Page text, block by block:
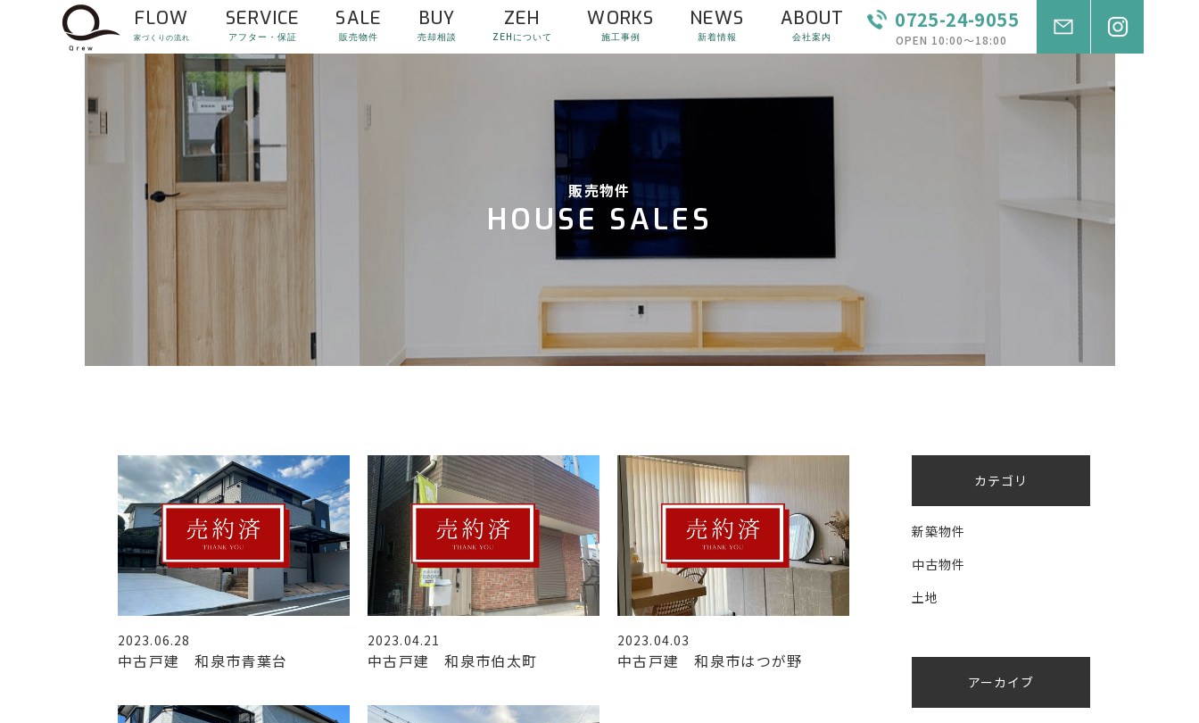
FLOW
家づくりの流れ
SERVICE
アフター・保証
SALE
販売物件
BUY
売却相談
ZEH
ZEHについて
WORKS
施工事例
NEWS
新着情報
ABOUT
会社案内
0725-24-9055
OPEN 10:00〜18:00
販売物件
HOUSE SALES
2023.06.28
中古戸建 和泉市青葉台
2023.04.21
中古戸建 和泉市伯太町
2023.04.03
中古戸建 和泉市はつが野
カテゴリ
新築物件
中古物件
土地
アーカイブ